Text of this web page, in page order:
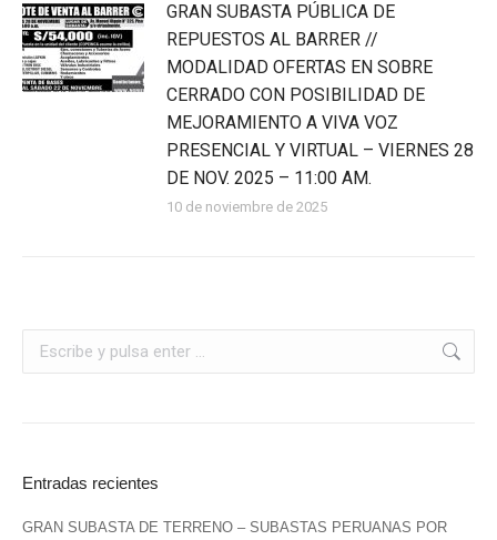
GRAN SUBASTA PÚBLICA DE
REPUESTOS AL BARRER //
MODALIDAD OFERTAS EN SOBRE
CERRADO CON POSIBILIDAD DE
MEJORAMIENTO A VIVA VOZ
PRESENCIAL Y VIRTUAL – VIERNES 28
DE NOV. 2025 – 11:00 AM.
10 de noviembre de 2025
Entradas recientes
GRAN SUBASTA DE TERRENO – SUBASTAS PERUANAS POR